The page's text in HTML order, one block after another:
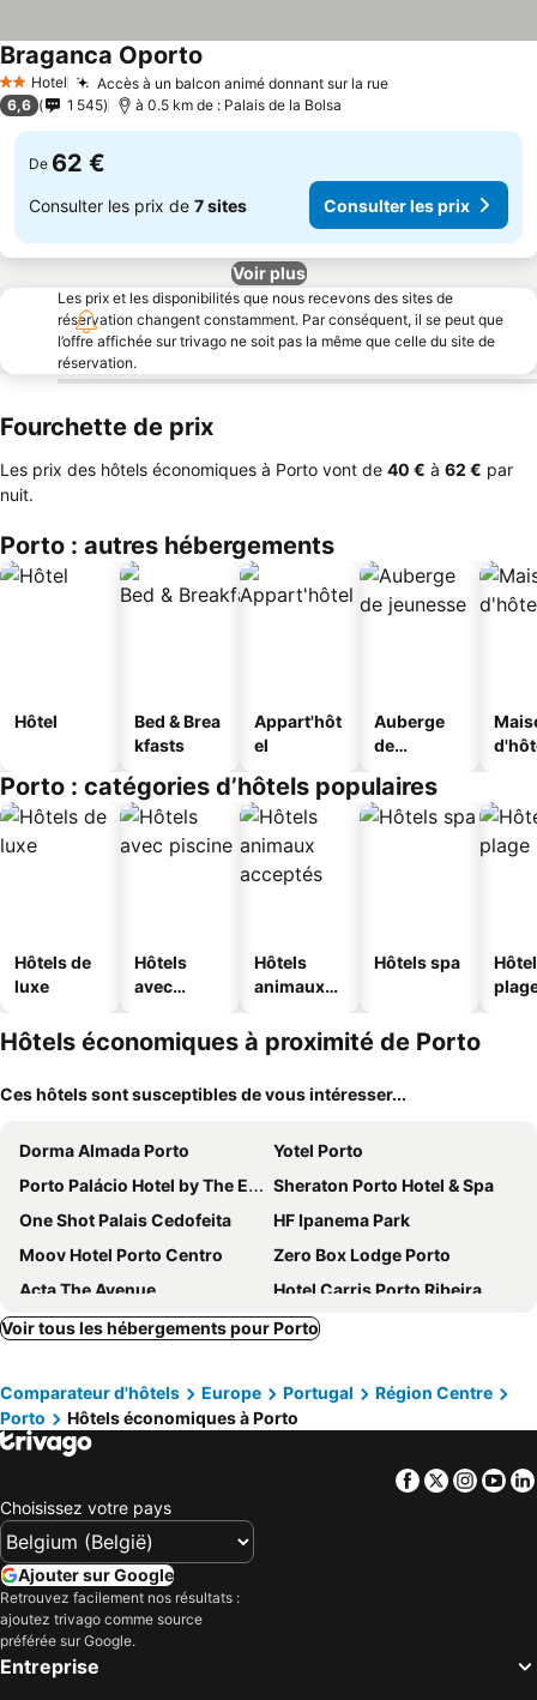
2 Étoiles
Hotel Accès à un balcon animé donnant sur la rueConsulter les
Braganca Oporto
6,6 1 545 à 0.5 km de : Palais de la Bolsa
De 62 €
Consulter les prix de 7 sites Consulter les prix
Voir plus
Les prix et les disponibilités que nous recevons des sites de
réservation changent constamment. Par conséquent, il se peut que
l’offre affichée sur trivago ne soit pas la même que celle du site de
réservation.
Fourchette de prix
Les prix des hôtels économiques à Porto vont de ‎40 € à ‎62 € par
nuit.
Porto : autres hébergements
Hôtel
Bed & Brea
kfasts
Appart'hôt
el
Auberge
de
Porto : catégories d’hôtels populaires
Hôtels de
luxe
Hôtels
avec
Hôtels
animaux
Hôtels spa
Hôtels économiques à proximité de Porto
Ces hôtels sont susceptibles de vous intéresser...
Dorma Almada Porto
Yotel Porto
Porto Palácio Hotel by The Editory
Sheraton Porto Hotel & Spa
One Shot Palais Cedofeita
HF Ipanema Park
Moov Hotel Porto Centro
Zero Box Lodge Porto
Acta The Avenue
Hotel Carris Porto Ribeira
Holiday Inn Express Porto – Boavista By Ihg
HF Ipanema Porto
NH Porto Jardim
Legendary Porto Hotel
Turim Oporto Hotel
Eurostars Porto Centro
BessaHotel Boavista
Eurostars Aliados
Eurostars Porto Douro
Hotel Premium Porto Downtown
Renaissance Porto Lapa Hotel
The Convo Porto Hotel & Suites
Mercure Porto Centro Aliados
Crowne Plaza Porto By Ihg
Voir tous les hébergements pour Porto
Comparateur d'hôtels Europe Portugal
Région Centre
Porto
Hôtels économiques à Porto
Facebook
Twitter
Choisissez votre pays
Ajouter sur Google
Retrouvez facilement nos résultats :
ajoutez trivago comme source
préférée sur Google.
Entreprise